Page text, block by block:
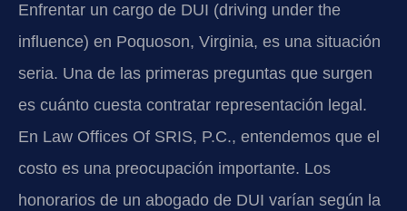
Enfrentar un cargo de DUI (driving under the
influence) en Poquoson, Virginia, es una situación
seria. Una de las primeras preguntas que surgen
es cuánto cuesta contratar representación legal.
En Law Offices Of SRIS, P.C., entendemos que el
costo es una preocupación importante. Los
honorarios de un abogado de DUI varían según la